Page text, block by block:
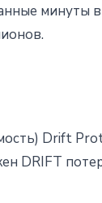
минуты
Drift
DRIFT